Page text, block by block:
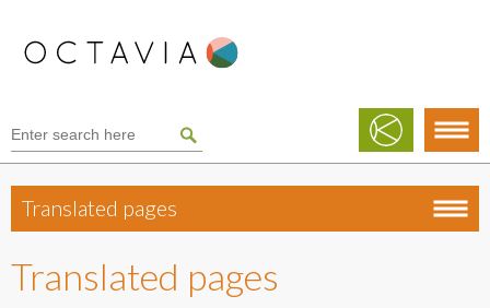
Translated pages
Translated pages